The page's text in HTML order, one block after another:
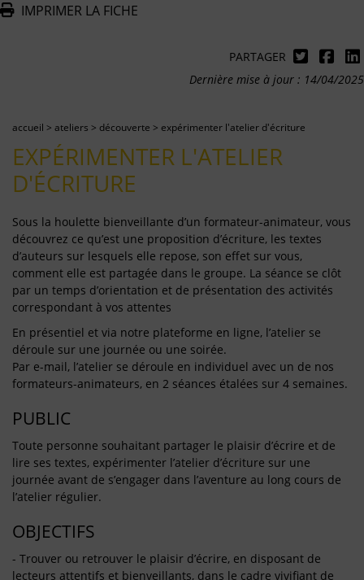
IMPRIMER LA FICHE
PARTAGER
Dernière mise à jour : 14/04/2025
accueil > ateliers > découverte > expérimenter l'atelier d'écriture
EXPÉRIMENTER L'ATELIER
D'ÉCRITURE
Sous la houlette bienveillante d’un formateur-animateur, vous
découvrez ce qu’est une proposition d’écriture, les textes
d’auteurs sur lesquels elle repose, son effet sur vous,
comment elle est partagée dans le groupe. La séance se clôt
par un temps d’orientation et de présentation des activités
correspondant à vos attentes
En présentiel et via notre plateforme en ligne, l’atelier se
déroule sur une journée ou une soirée.
Par e-mail, l’atelier se déroule en individuel avec un de nos
formateurs-animateurs, en 2 séances étalées sur 4 semaines.
PUBLIC
Toute personne souhaitant partager le plaisir d’écrire et de
lire ses textes, expérimenter l’atelier d’écriture sur une
journée avant de s’engager dans l’aventure au long cours de
l’atelier régulier.
OBJECTIFS
- Trouver ou retrouver le plaisir d’écrire, en disposant de
lecteurs attentifs et bienveillants, dans le cadre vivifiant de